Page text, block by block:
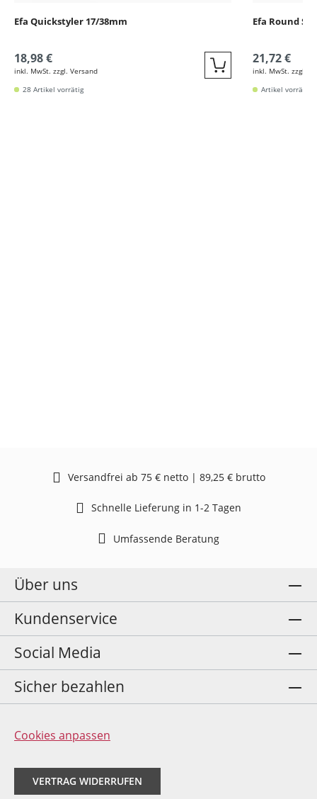
Efa Quickstyler 17/38mm
18,98 €
inkl. MwSt. zzgl. Versand Quickbuy
28 Artikel vorrätig
Efa Round
21,72 €
inkl. MwSt. zzgl.
Artikel vorrätig
Versandfrei ab 75 € netto | 89,25 € brutto
Schnelle Lieferung in 1-2 Tagen
Umfassende Beratung
Über uns
Kundenservice
Social Media
Sicher bezahlen
Cookies anpassen
VERTRAG WIDERRUFEN